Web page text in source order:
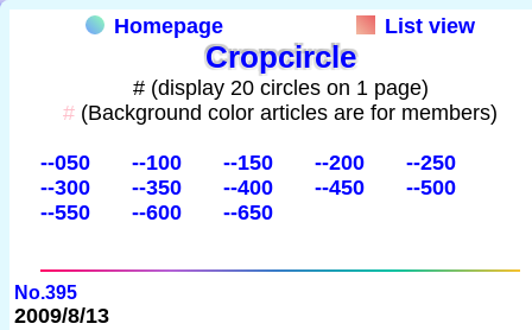
Homepage List view
Cropcircle
# (display 20 circles on 1 page)
# (Background color articles are for members)
--050 --100 --150 --200
--250
--300
--350 --400 --450
--500
--550
--600 --650
No.395
2009/8/13